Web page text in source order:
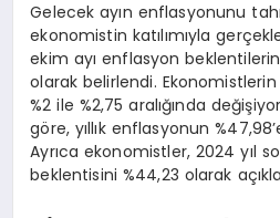
Gelecek ayın enflasyonunu
ekonomistin katılımıyla
ekim ayı enflasyon
olarak belirlendi.
%2 ile %2,75 aralığında
göre, yıllık enflasyonun
Ayrıca ekonomistler, 2024 yıl
beklentisini %44,23 olarak